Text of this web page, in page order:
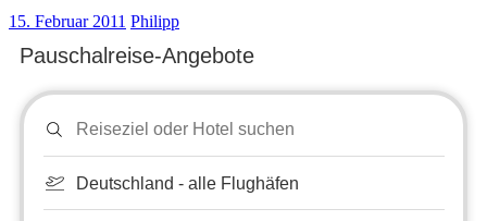
15. Februar 2011 Philipp